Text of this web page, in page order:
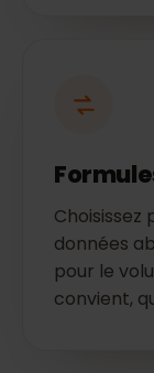
Choisissez
données
pour le
convient,